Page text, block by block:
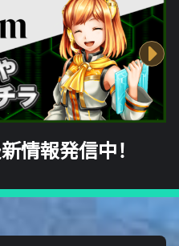
情報発信中！